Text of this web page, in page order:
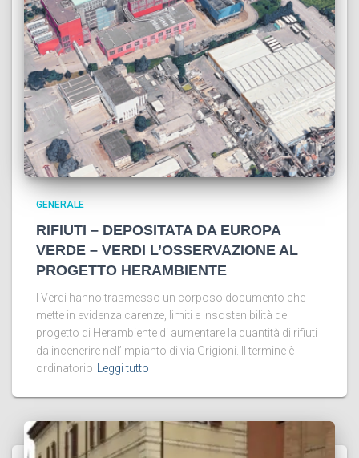
GENERALE
RIFIUTI – DEPOSITATA DA EUROPA
VERDE – VERDI L’OSSERVAZIONE AL
PROGETTO HERAMBIENTE
I Verdi hanno trasmesso un corposo documento che
mette in evidenza carenze, limiti e insostenibilità del
progetto di Herambiente di aumentare la quantità di rifiuti
da incenerire nell’impianto di via Grigioni. Il termine è
ordinatorio
Leggi tutto